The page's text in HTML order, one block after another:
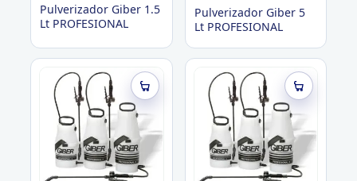
Pulverizador Giber 1.5
Lt PROFESIONAL
Pulverizador Giber 5
Lt PROFESIONAL